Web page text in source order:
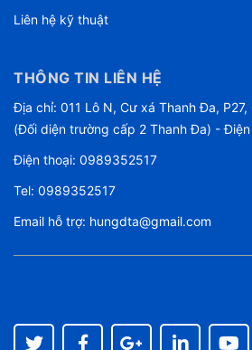
Liên hệ kỹ thuật
THÔNG TIN LIÊN HỆ
Địa chỉ: 011 Lô N, Cư xá Thanh Đa, P27,
(Đối diện trường cấp 2 Thanh Đa) -
Điện thoại: 0989352517
Tel: 0989352517
Email hỗ trợ: hungdta@gmail.com